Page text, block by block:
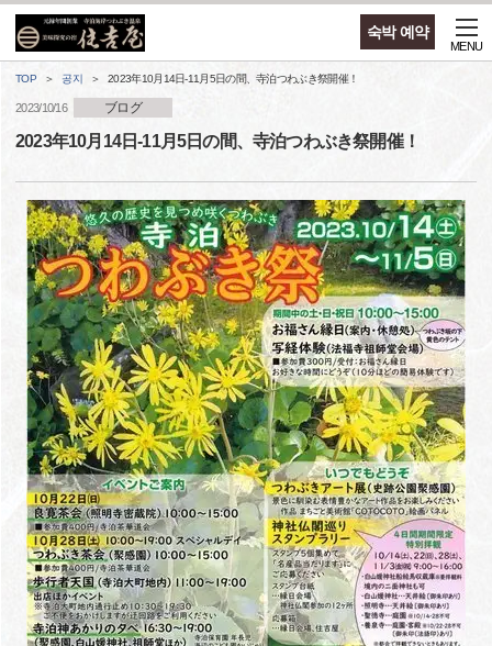
숙박 예약
MENU
TOP 공지 2023年10月14日-11月5日の間、寺泊つわぶき祭開催！
2023/10/16 ブログ
2023年10月14日-11月5日の間、寺泊つわぶき祭開催！